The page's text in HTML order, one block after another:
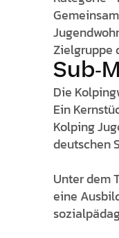
Zielgruppe
Sub-
Die
Ein
Kolping
deutschen
Unter dem
eine